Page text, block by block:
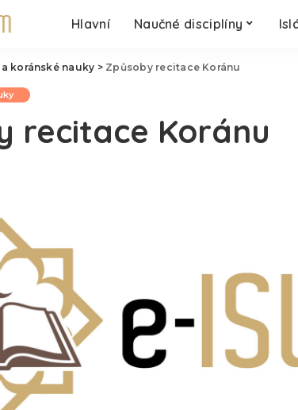
Hlavní Naučné disciplíny
a koránské nauky > Způsoby recitace Koránu
recitace Koránu